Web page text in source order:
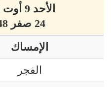
الأحد 9 أوت 2026 ميلادي
24 صفر 1448 هجري
الإمساك
الفجر